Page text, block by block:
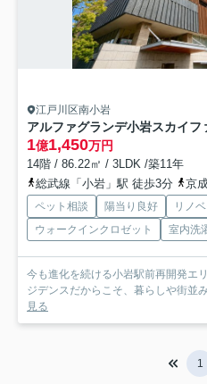
江戸川区南小岩
アルファグランデ小岩スカイフ
1億1,450万円
14階 / 86.22㎡ / 3LDK /築11年
総武線「小岩」駅 徒歩3分
京
ペット相談 陽当り良好 リノ
ウォークインクロゼット
室内洗
今も進化を続ける小岩駅前再開発エ
ジデンスだからこそ、暮らしや街並
見る
1